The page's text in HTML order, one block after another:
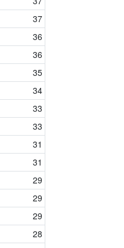
37
36
36
35
34
33
33
31
31
29
29
29
28